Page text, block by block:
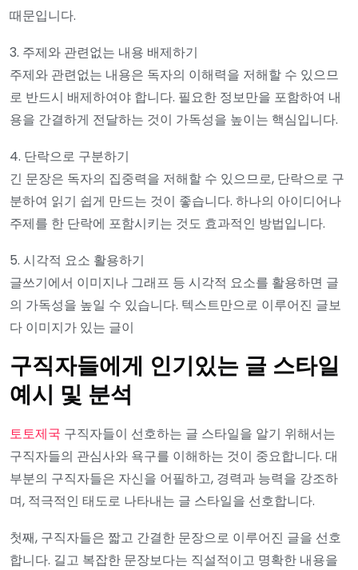
때문입니다.
3. 주제와 관련없는 내용 배제하기
주제와 관련없는 내용은 독자의 이해력을 저해할 수 있으므
로 반드시 배제하여야 합니다. 필요한 정보만을 포함하여 내
용을 간결하게 전달하는 것이 가독성을 높이는 핵심입니다.
4. 단락으로 구분하기
긴 문장은 독자의 집중력을 저해할 수 있으므로, 단락으로 구
분하여 읽기 쉽게 만드는 것이 좋습니다. 하나의 아이디어나
주제를 한 단락에 포함시키는 것도 효과적인 방법입니다.
5. 시각적 요소 활용하기
글쓰기에서 이미지나 그래프 등 시각적 요소를 활용하면 글
의 가독성을 높일 수 있습니다. 텍스트만으로 이루어진 글보
다 이미지가 있는 글이
구직자들에게 인기있는 글 스타일
예시 및 분석
토토제국 구직자들이 선호하는 글 스타일을 알기 위해서는
구직자들의 관심사와 욕구를 이해하는 것이 중요합니다. 대
부분의 구직자들은 자신을 어필하고, 경력과 능력을 강조하
며, 적극적인 태도로 나타내는 글 스타일을 선호합니다.
첫째, 구직자들은 짧고 간결한 문장으로 이루어진 글을 선호
합니다. 길고 복잡한 문장보다는 직설적이고 명확한 내용을